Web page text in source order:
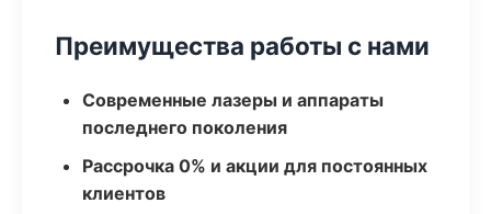
Преимущества работы с нами
Современные лазеры и аппараты
последнего поколения
Рассрочка 0% и акции для постоянных
клиентов